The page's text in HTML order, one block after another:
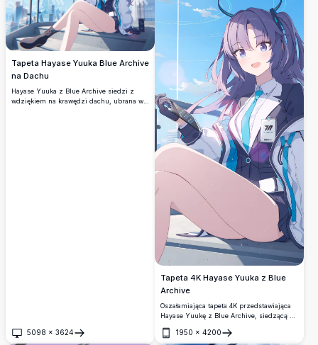
Tapeta Hayase Yuuka Blue Archive
na Dachu
Hayase Yuuka z Blue Archive siedzi z
wdziękiem na krawędzi dachu, ubrana w
5098 × 3624
Otwórz
Tapeta 4K Hayase Yuuka z Blue
Archive
Oszałamiająca tapeta 4K przedstawiająca
Hayase Yuukę z Blue Archive, siedzącą na
Ubrana jest w charakterystyczny mundur
1950 × 4200
Otwórz